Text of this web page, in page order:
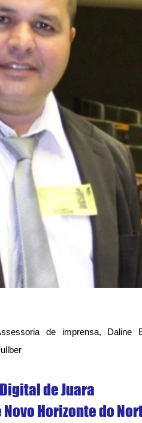
de imprensa, Daline
de Juara
Horizonte do